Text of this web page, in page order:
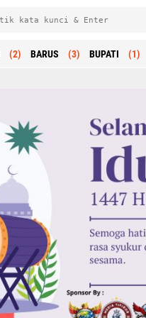
(2) BARUS (3) BUPATI (1)